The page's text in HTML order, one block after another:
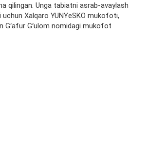
qilingan. Unga tabiatni asrab-avaylash
Xalqaro YUNYeSKO mukofoti,
Gʻafur Gʻulom nomidagi mukofot